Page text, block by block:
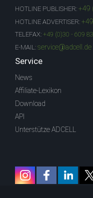
HOTLINE PUBLISHER: +49
HOTLINE ADVERTISER:
TELEFAX: +49 (0)30 - 609
E-MAIL: service@adcell.de
Service
News
Affiliate-Lexikon
Download
API
Unterstütze ADCELL